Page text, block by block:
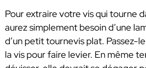
Pour extraire votre vis qui tourne
aurez simplement besoin d’une
d’un petit tournevis plat. Passez-
la vis pour faire levier. En même